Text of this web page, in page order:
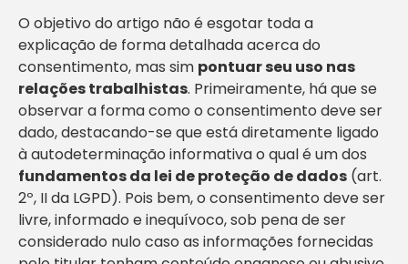
O objetivo do artigo não é esgotar toda a
explicação de forma detalhada acerca do
consentimento, mas sim pontuar seu uso nas
relações trabalhistas. Primeiramente, há que se
observar a forma como o consentimento deve ser
dado, destacando-se que está diretamente ligado
à autodeterminação informativa o qual é um dos
fundamentos da lei de proteção de dados (art.
2º, II da LGPD). Pois bem, o consentimento deve ser
livre, informado e inequívoco, sob pena de ser
considerado nulo caso as informações fornecidas